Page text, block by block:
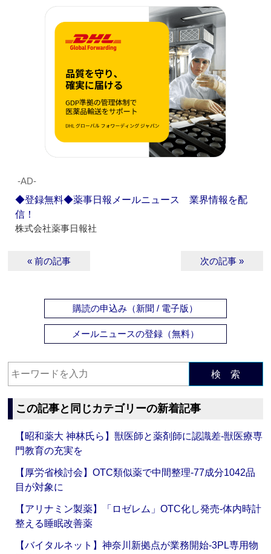
‐AD‐
◆登録無料◆薬事日報メールニュース 業界情報を配
信！
株式会社薬事日報社
« 前の記事 次の記事 »
購読の申込み（新聞 / 電子版）
メールニュースの登録（無料）
検 索
この記事と同じカテゴリーの新着記事
【昭和薬大 神林氏ら】獣医師と薬剤師に認識差‐獣医療専
門教育の充実を
【厚労省検討会】OTC類似薬で中間整理‐77成分1042品
目が対象に
【アリナミン製薬】「ロゼレム」OTC化し発売‐体内時計
整える睡眠改善薬
【バイタルネット】神奈川新拠点が業務開始‐3PL専用物